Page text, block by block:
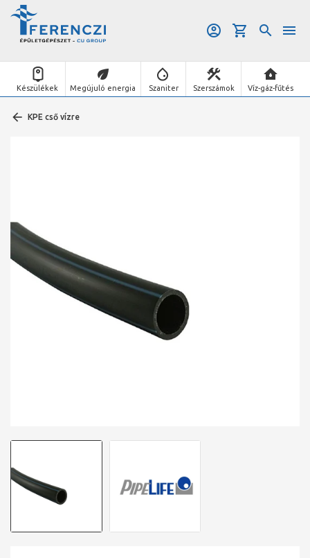
Készülékek Megújuló energia Szaniter Szerszámok Víz-gáz-fűtés
KPE cső vízre